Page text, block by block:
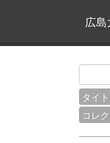
広
タイ
コレ